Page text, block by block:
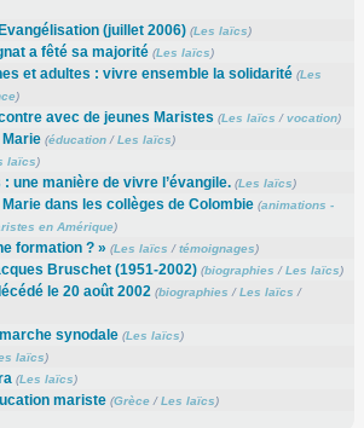
(juillet 2006) (Les laïcs)
a fêté sa majorité (Les laïcs)
et adultes : vivre ensemble la solidarité (Les
)
avec de jeunes Maristes (Les laïcs /vocation)
(éducation/Les laïcs)
laïcs)
une manière de vivre l’évangile. (Les laïcs)
dans les collèges de Colombie (animations -
en Amérique)
formation ? » (Les laïcs /témoignages)
Bruschet (1951-2002) (biographies /Les laïcs)
le 20 août 2002 (biographies /Les laïcs /
synodale (Les laïcs)
laïcs)
(Les laïcs)
mariste (Grèce/Les laïcs)